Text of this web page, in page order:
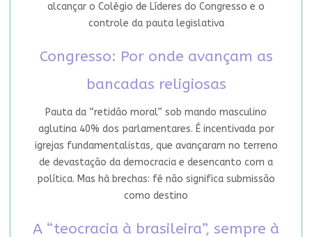
alcançar o Colégio de Líderes do Congresso e o
controle da pauta legislativa
Congresso: Por onde avançam as
bancadas religiosas
Pauta da “retidão moral” sob mando masculino
aglutina 40% dos parlamentares. É incentivada por
igrejas fundamentalistas, que avançaram no terreno
de devastação da democracia e desencanto com a
política. Mas há brechas: fé não significa submissão
como destino
A “teocracia à brasileira”, sempre à